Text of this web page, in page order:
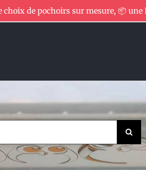
de pochoirs sur mesure, 📦 une